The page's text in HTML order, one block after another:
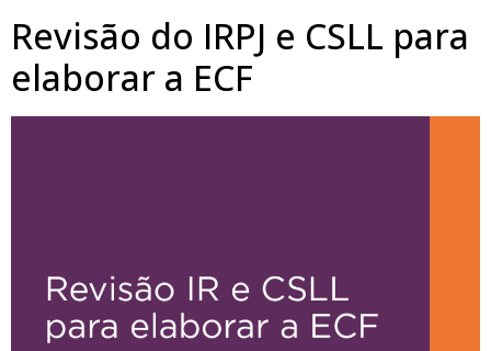
Revisão do IRPJ e CSLL para
elaborar a ECF